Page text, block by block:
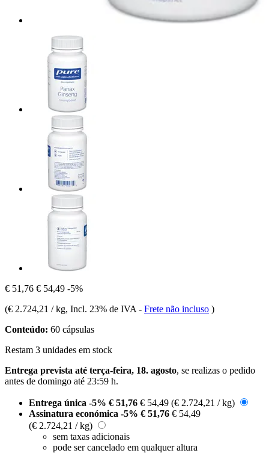
€ 51,76 € 54,49 -5%
(€ 2.724,21 / kg, Incl. 23% de IVA - Frete não incluso )
Conteúdo: 60 cápsulas
Restam 3 unidades em stock
Entrega prevista até terça-feira, 18. agosto, se realizas o pedido
antes de domingo até 23:59 h.
Entrega única -5% € 51,76 € 54,49 (€ 2.724,21 / kg)
Assinatura económica -5% € 51,76 € 54,49
(€ 2.724,21 / kg)
sem taxas adicionais
pode ser cancelado em qualquer altura